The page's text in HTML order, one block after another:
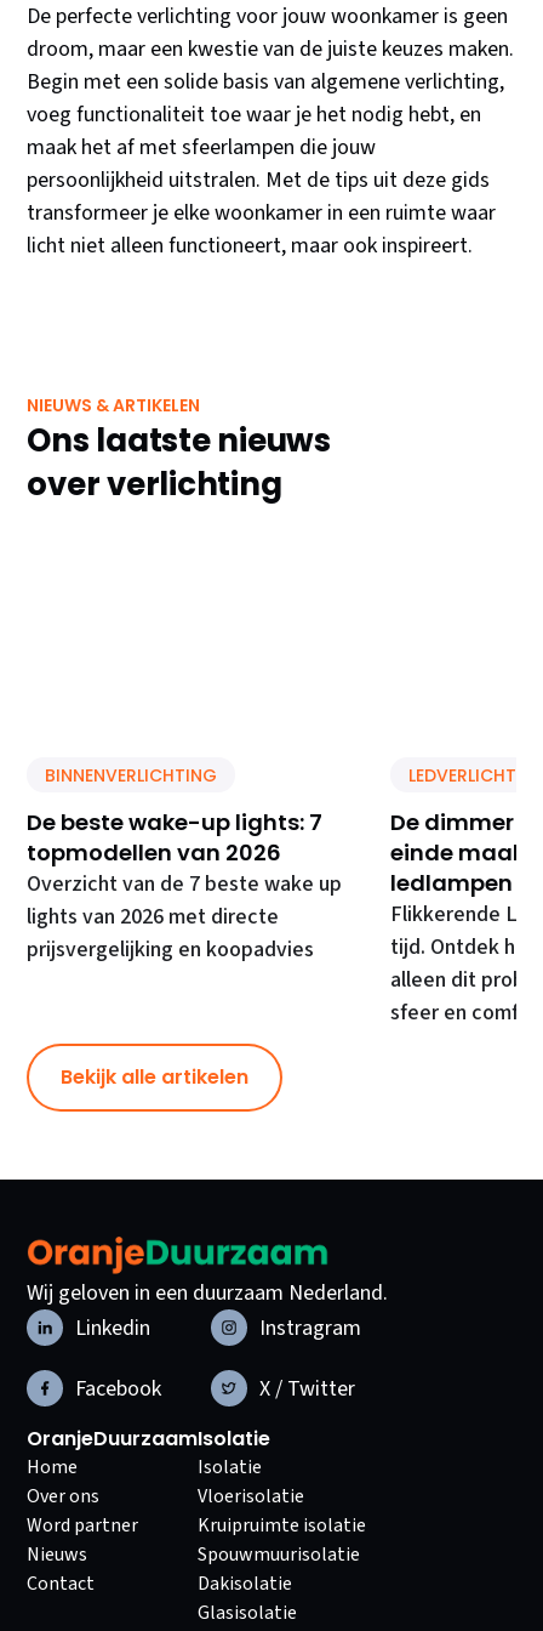
De perfecte verlichting voor jouw woonkamer is geen
droom, maar een kwestie van de juiste keuzes maken.
Begin met een solide basis van algemene verlichting,
voeg functionaliteit toe waar je het nodig hebt, en
maak het af met sfeerlampen die jouw
persoonlijkheid uitstralen. Met de tips uit deze gids
transformeer je elke woonkamer in een ruimte waar
licht niet alleen functioneert, maar ook inspireert.
NIEUWS & ARTIKELEN
Ons laatste nieuws
over verlichting
BINNENVERLICHTING
De beste wake-up lights: 7
topmodellen van 2026
Overzicht van de 7 beste wake up
lights van 2026 met directe
prijsvergelijking en koopadvies
De dimmer
einde maakt
ledlampen
Flikkerende
tijd. Ontdek
alleen dit
sfeer en
Bekijk alle artikelen
Wij geloven in een duurzaam Nederland.
Linkedin
Instragram
Facebook
X / Twitter
OranjeDuurzaam
Home
Over ons
Word partner
Nieuws
Contact
Isolatie
Isolatie
Vloerisolatie
Kruipruimte isolatie
Spouwmuurisolatie
Dakisolatie
Glasisolatie